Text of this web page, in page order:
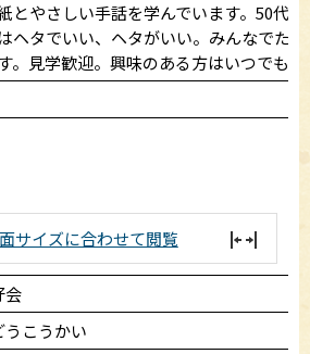
とやさしい手話を学んでいます。50代
ヘタでいい、ヘタがいい。みんなでた
。見学歓迎。興味のある方はいつでも
サイズに合わせて閲覧
会
うこうかい